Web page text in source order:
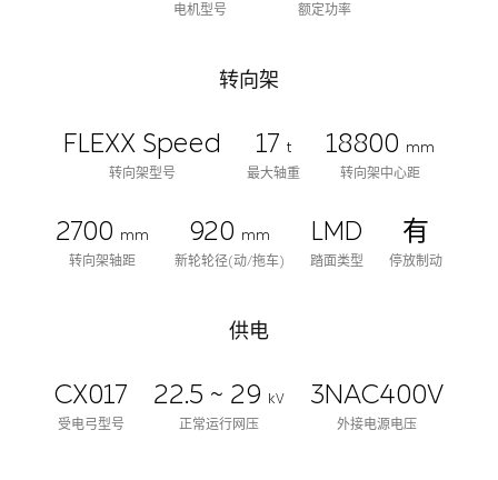
电机型号
额定功率
转向架
FLEXX Speed
转向架型号
17 t
最大轴重
18800 mm
转向架中心距
2700 mm
转向架轴距
920 mm
新轮轮径(动/拖车)
LMD
踏面类型
有
停放制动
供电
CX017
受电弓型号
22.5 ~ 29 kV
正常运行网压
3NAC400V
外接电源电压